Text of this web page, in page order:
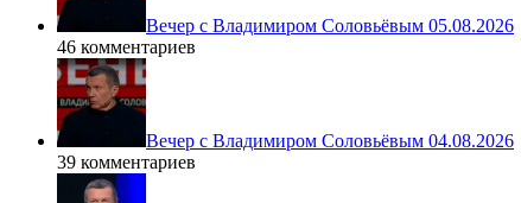
Вечер с Владимиром Соловьёвым 05.08.2026
46 комментариев
Вечер с Владимиром Соловьёвым 04.08.2026
39 комментариев